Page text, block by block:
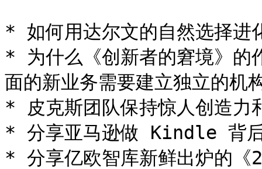
* 如何用达尔文的自然选择进
* 为什么《创新者的窘境》的
面的新业务需要建立独立的机
* 皮克斯团队保持惊人创造力
* 分享亚马逊做 Kindle 背后
* 分享亿欧智库新鲜出炉的《